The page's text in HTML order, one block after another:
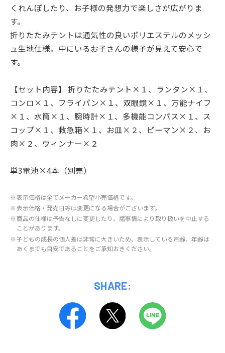
くれんぼしたり、お子様の発想力で楽しさが広がりま
す。
折りたたみテントは通気性の良いポリエステルのメッシ
ュ生地仕様。中にいるお子さんの様子が見えて安心で
す。
【セット内容】 折りたたみテント×１、ランタン×１、
コンロ×１、フライパン×１、双眼鏡×１、万能ナイフ
×１、水筒×１、腕時計×１、多機能コンパス×１、ス
コップ×１、救急箱×１、お皿×２、ピーマン×２、お
肉×２、ウィンナー×２
単3電池×4本（別売）
※表示価格は全てメーカー希望小売価格です。
※表示価格・発売日等は変更になる場合がございます。
※商品の仕様は予告なしに変更したり、諸事情により取り扱いを中止する
ことがあります。
※子どもの成長の個人差は非常に大きいため、表示している月齢、年齢は
あくまでも目安であることをご承知おきください。
SHARE: